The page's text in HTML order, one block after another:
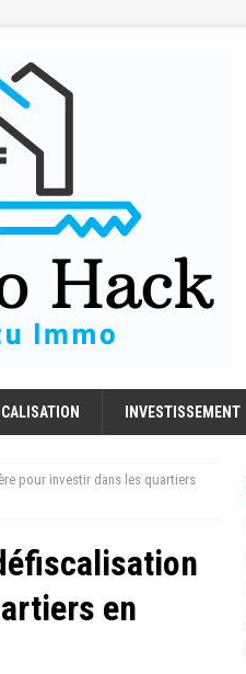
INVESTISSEMENT
pour investir dans les quartiers
en